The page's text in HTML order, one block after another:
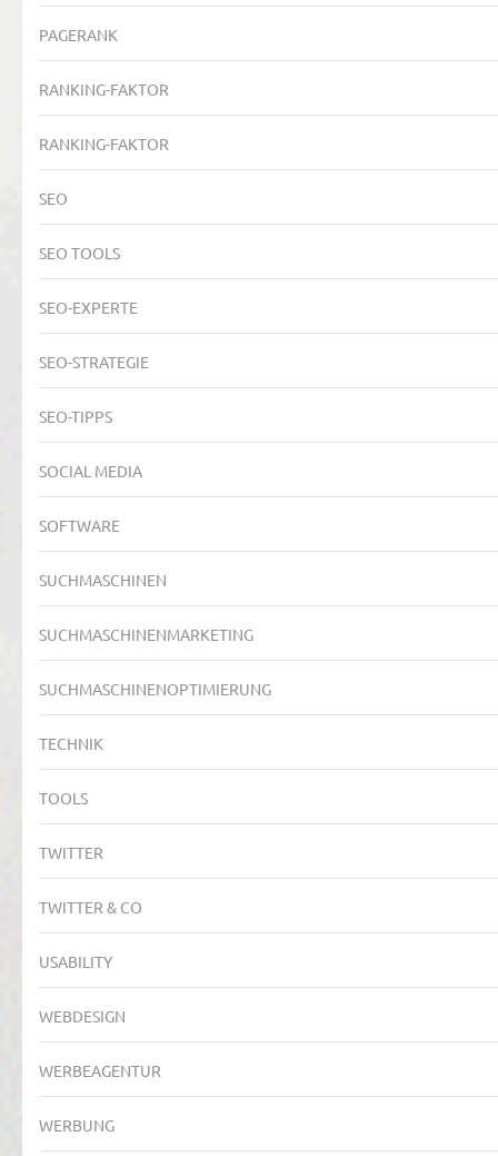
PAGERANK
RANKING-FAKTOR
RANKING-FAKTOR
SEO
SEO TOOLS
SEO-EXPERTE
SEO-STRATEGIE
SEO-TIPPS
SOCIAL MEDIA
SOFTWARE
SUCHMASCHINEN
SUCHMASCHINENMARKETING
SUCHMASCHINENOPTIMIERUNG
TECHNIK
TOOLS
TWITTER
TWITTER & CO
USABILITY
WEBDESIGN
WERBEAGENTUR
WERBUNG